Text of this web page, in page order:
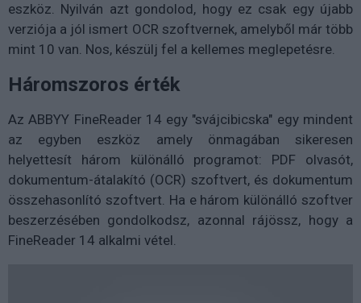
eszköz. Nyilván azt gondolod, hogy ez csak egy újabb
verziója a jól ismert OCR szoftvernek, amelyből már több
mint 10 van. Nos, készülj fel a kellemes meglepetésre.
Háromszoros érték
Az ABBYY FineReader 14 egy "svájcibicska" egy mindent
az egyben eszköz amely önmagában sikeresen
helyettesít három különálló programot: PDF olvasót,
dokumentum-átalakító (OCR) szoftvert, és dokumentum
összehasonlító szoftvert. Ha e három különálló szoftver
beszerzésében gondolkodsz, azonnal rájössz, hogy a
FineReader 14 alkalmi vétel.